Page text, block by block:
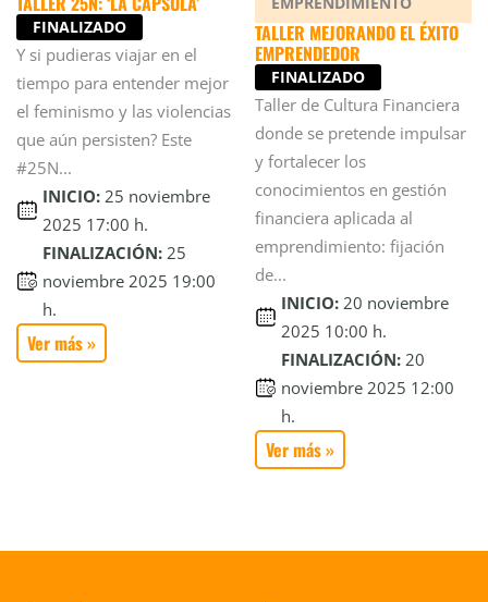
FINALIZADO
Y si pudieras viajar en el
tiempo para entender mejor
el feminismo y las violencias
que aún persisten? Este
#25N...
INICIO: 25 noviembre
2025 17:00 h.
FINALIZACIÓN: 25
noviembre 2025 19:00
h.
Ver más »
TALLER MEJORANDO EL ÉXITO
EMPRENDEDOR
FINALIZADO
Taller de Cultura Financiera
donde se pretende impulsar
y fortalecer los
conocimientos en gestión
financiera aplicada al
emprendimiento: fijación
de...
INICIO: 20 noviembre
2025 10:00 h.
FINALIZACIÓN: 20
noviembre 2025 12:00
h.
Ver más »